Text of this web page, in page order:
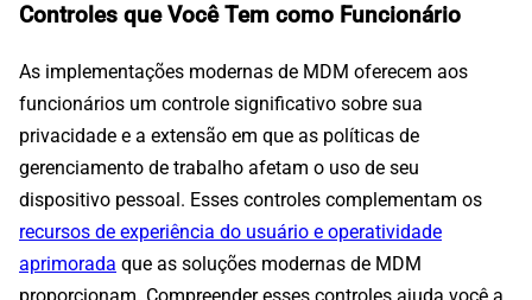
Controles que Você Tem como Funcionário
As implementações modernas de MDM oferecem aos
funcionários um controle significativo sobre sua
privacidade e a extensão em que as políticas de
gerenciamento de trabalho afetam o uso de seu
dispositivo pessoal. Esses controles complementam os
recursos de experiência do usuário e operatividade
aprimorada que as soluções modernas de MDM